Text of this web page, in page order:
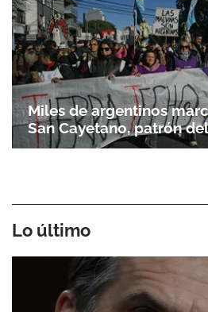
Miles de argentinos
San Cayetano, patrón
Lo último